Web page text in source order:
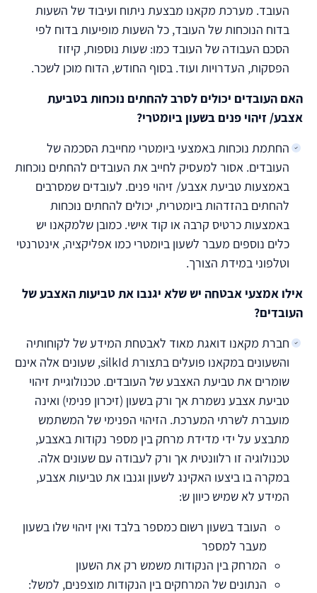
העובד. מערכת מקאנו מבצעת ניתוח ועיבוד של השעות
בדוח הנוכחות של העובד, כל השעות מופיעות בדוח לפי
הסכם העבודה של העובד כמו: שעות נוספות, קיזוז
הפסקות, העדרויות ועוד. בסוף החודש, הדוח מוכן לשכר.
האם העובדים יכולים לסרב להחתים נוכחות בטביעת
אצבע/ זיהוי פנים בשעון ביומטרי?
החתמת נוכחות באמצעי ביומטרי מחייבת הסכמה של
העובדים. אסור למעסיק לחייב את העובדים להחתים נוכחות
באמצעות טביעת אצבע/ זיהוי פנים. לעובדים שמסרבים
להחתים בהזדהות ביומטרית, יכולים להחתים נוכחות
באמצעות כרטיס קרבה או קוד אישי. כמובן שלמקאנו יש
כלים נוספים מעבר לשעון ביומטרי כמו אפליקציה, אינטרנטי
וטלפוני במידת הצורך.
אילו אמצעי אבטחה יש שלא יגנבו את טביעות האצבע של
העובדים?
חברת מקאנו דואגת מאוד לאבטחת המידע של לקוחותיה
והשעונים במקאנו פועלים בתצורת silkId, שעונים אלה אינם
שומרים את טביעת האצבע של העובדים. טכנולוגיית זיהוי
טביעת אצבע נשמרת אך ורק בשעון (זיכרון פנימי) ואינה
מועברת לשרתי המערכת. הזיהוי הפנימי של המשתמש
מתבצע על ידי מדידת מרחק בין מספר נקודות באצבע,
טכנולוגיה זו רלוונטית אך ורק לעבודה עם שעונים אלה.
במקרה בו ביצעו האקינג לשעון וגנבו את טביעות אצבע,
המידע לא שמיש כיוון ש:
העובד בשעון רשום כמספר בלבד ואין זיהוי שלו בשעון
מעבר למספר
המרחק בין הנקודות משמש רק את השעון
הנתונים של המרחקים בין הנקודות מוצפנים, למשל: